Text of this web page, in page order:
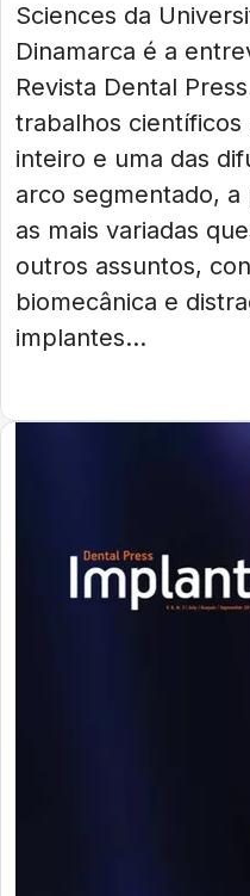
Sciences da
Dinamarca é a
Revista Dental
trabalhos
inteiro e uma das
arco segmentado,
as mais variadas
outros assuntos,
biomecânica e
implantes...